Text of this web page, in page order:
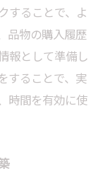
することで、よ
品物の購入履歴
報として準備し
することで、実
時間を有効に使